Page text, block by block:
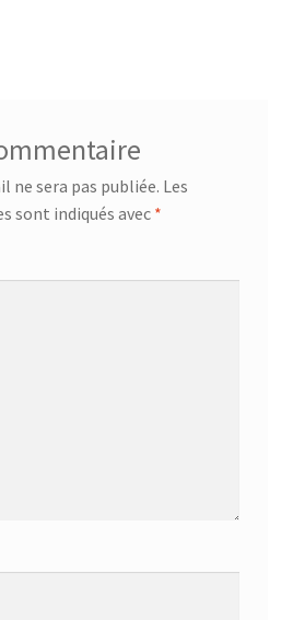
ne sera pas publiée. Les
sont indiqués avec *